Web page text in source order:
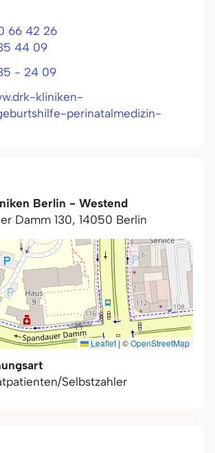
Berlin - Westend
Damm 130, 14050 Berlin
Leaflet | ©OpenStreetMap
Selbstzahler
66 42 26
44 09
- 24 09
kliniken-
perinatalmedizin-